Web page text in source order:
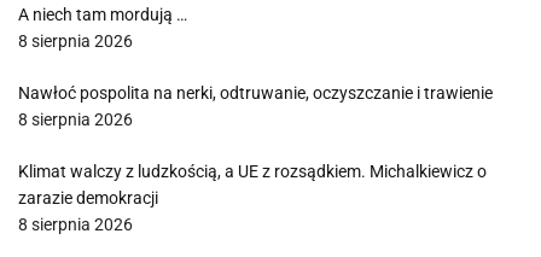
A niech tam mordują …
8 sierpnia 2026
Nawłoć pospolita na nerki, odtruwanie, oczyszczanie i trawienie
8 sierpnia 2026
Klimat walczy z ludzkością, a UE z rozsądkiem. Michalkiewicz o
zarazie demokracji
8 sierpnia 2026